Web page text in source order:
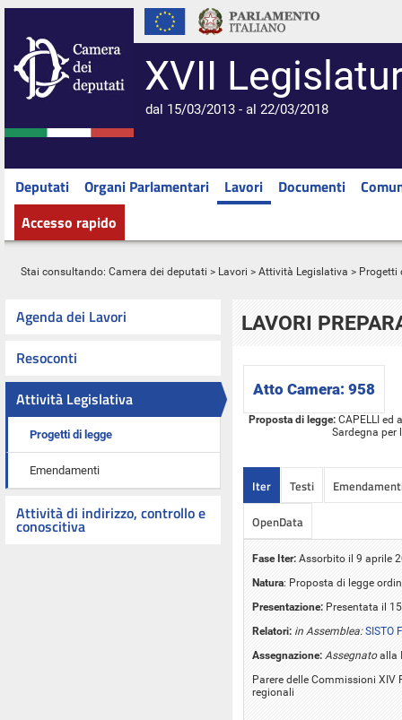
XVII
dal 15/03/2013 - al 22/03/2018
Deputati Organi Parlamentari Lavori Documenti
Accesso rapido
Stai consultando: Camera dei deputati > Lavori > Attività Legislativa > Progetti
Agenda dei Lavori
Resoconti
Attività Legislativa
Progetti di legge
Emendamenti
Attività di indirizzo, controllo e
conoscitiva
LAVORI
Atto Camera: 958
Proposta di legge:CAPELLI ed
Sardegna per
Iter Testi
OpenData
Fase Iter: Assorbito il 9 aprile
Natura: Proposta di legge
Presentazione: Presentata il
Relatori: in Assemblea:SISTO
Assegnazione: Assegnatoalla
Parere delle Commissioni
regionali